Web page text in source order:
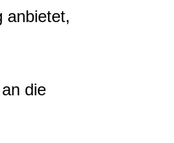
anbietet,
die